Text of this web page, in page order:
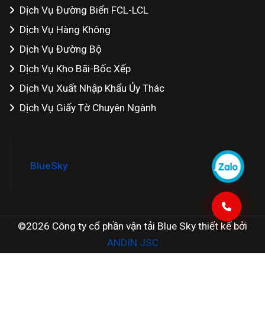
Dịch Vụ Đường Biển FCL-LCL
Dịch Vụ Hàng Không
Dịch Vụ Đường Bộ
Dịch Vụ Kho Bãi-Bốc Xếp
Dịch Vụ Xuất Nhập Khẩu Ủy Thác
Dịch Vụ Giấy Tờ Chuyên Ngành
BlueSky
©2026 Công ty cổ phần vận tải Blue Sky thiết kế bởi
ANDIN JSC